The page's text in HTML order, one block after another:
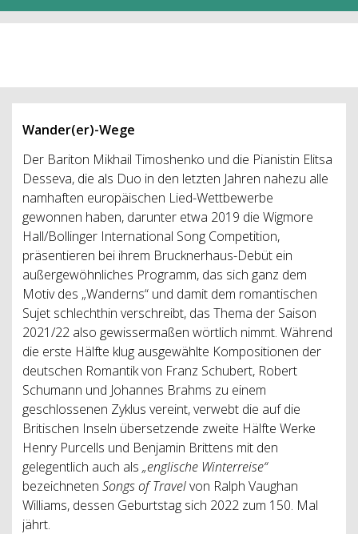
Wander(er)-Wege
Der Bariton Mikhail Timoshenko und die Pianistin Elitsa
Desseva, die als Duo in den letzten Jahren nahezu alle
namhaften europäischen Lied-Wettbewerbe
gewonnen haben, darunter etwa 2019 die Wigmore
Hall/Bollinger International Song Competition,
präsentieren bei ihrem Brucknerhaus-Debüt ein
außergewöhnliches Programm, das sich ganz dem
Motiv des „Wanderns“ und damit dem romantischen
Sujet schlechthin verschreibt, das Thema der Saison
2021/22 also gewissermaßen wörtlich nimmt. Während
die erste Hälfte klug ausgewählte Kompositionen der
deutschen Romantik von Franz Schubert, Robert
Schumann und Johannes Brahms zu einem
geschlossenen Zyklus vereint, verwebt die auf die
Britischen Inseln übersetzende zweite Hälfte Werke
Henry Purcells und Benjamin Brittens mit den
gelegentlich auch als „englische Winterreise“
bezeichneten Songs of Travelvon Ralph Vaughan
Williams, dessen Geburtstag sich 2022 zum 150. Mal
jährt.